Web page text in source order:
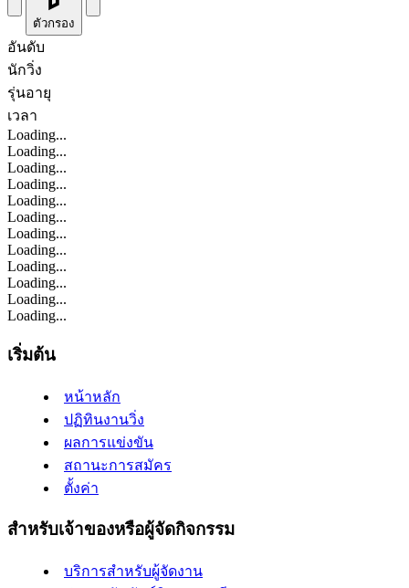
ตัวกรอง
อันดับ
นักวิ่ง
รุ่นอายุ
เวลา
Loading...
Loading...
Loading...
Loading...
Loading...
Loading...
Loading...
Loading...
Loading...
Loading...
Loading...
Loading...
เริ่มต้น
หน้าหลัก
ปฏิทินงานวิ่ง
ผลการแข่งขัน
สถานะการสมัคร
ตั้งค่า
สำหรับเจ้าของหรือผู้จัดกิจกรรม
บริการสำหรับผู้จัดงาน